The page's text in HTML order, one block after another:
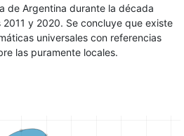
de Argentina durante la década
y 2020. Se concluye que existe
universales con referencias
las puramente locales.